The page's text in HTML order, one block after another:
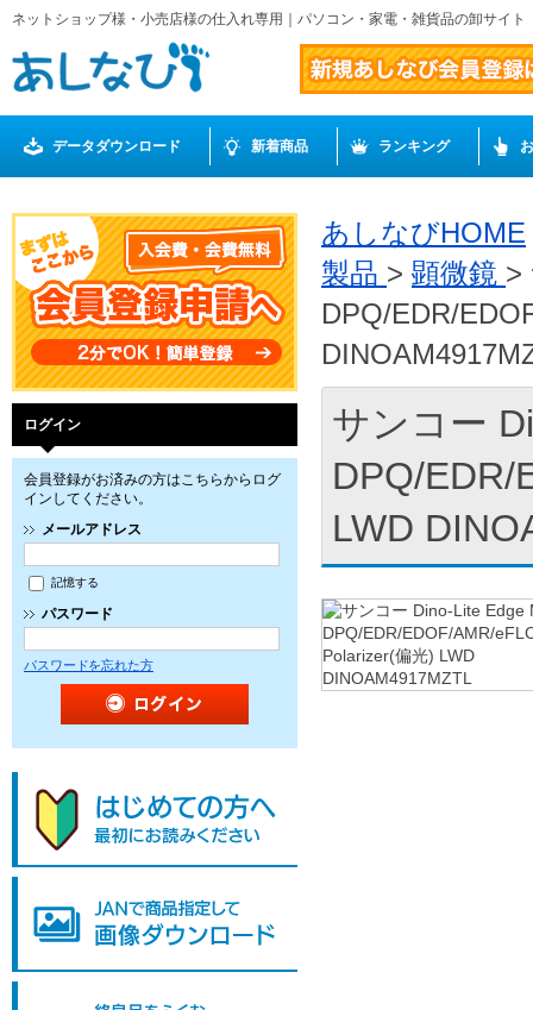
ネットショップ様・小売店様の仕入れ専用｜パソコン・家電・雑貨品の卸サイ
データダウンロード 新着商品 ランキング
ログイン
会員登録がお済みの方はこちらからログ
インしてください。
メールアドレス
記憶する
パスワード
パスワードを忘れた方
あしなびHOME
製品 > 顕微鏡 >
DPQ/EDR/
サンコー
DPQ/EDR/
LWD